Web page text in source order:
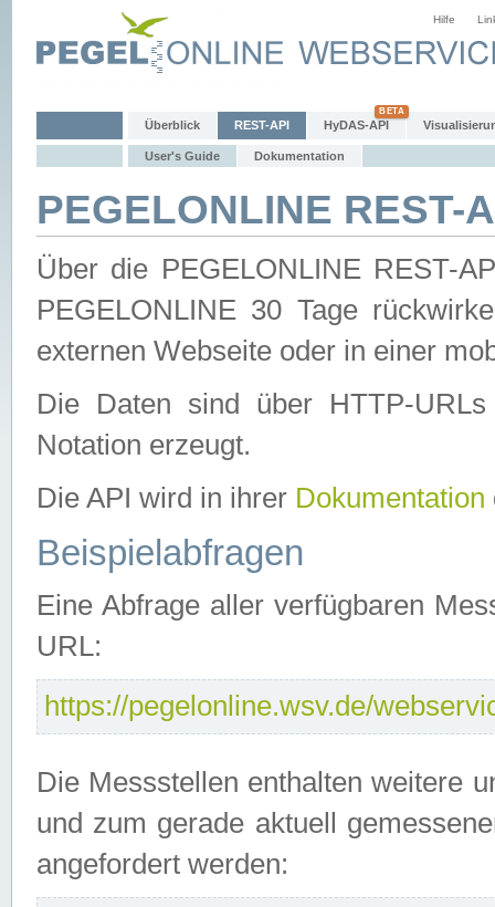
Hilfe
Überblick REST-API HyDAS-API
User's Guide Dokumentation
PEGELONLINE REST-
Über die PEGELONLINE REST-
PEGELONLINE 30 Tage
externen Webseite oder in einer
Die Daten sind über HTTP-
Notation erzeugt.
Die API wird in ihrer Dokumentation
Beispielabfragen
Eine Abfrage aller verfügbaren
URL:
https://pegelonline.wsv.de/
Die Messstellen enthalten weitere
und zum gerade aktuell
angefordert werden: